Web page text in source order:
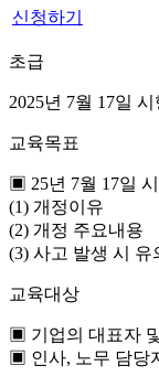
신청하기
초급
2025년 7월 17일
교육목표
▣ 25년 7월 17일
(1) 개정이유
(2) 개정 주요내용
(3) 사고 발생 시 유
교육대상
▣ 기업의 대표자
▣ 인사, 노무 담당